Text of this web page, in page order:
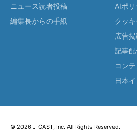
ニュース読者投稿
編集長からの手紙
AIポリ
クッ
広告
記事
コン
日本
© 2026 J-CAST, Inc. All Rights Reserved.